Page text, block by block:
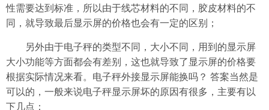
性需要达到标准，所以由于线芯材料的不同，胶皮材料的不
同，就导致最后显示屏的价格也会有一定的区别；
另外由于电子秤的类型不同，大小不同，用到的显示屏
大小功能等方面都会有差别，这也就导致了显示屏的价格要
根据实际情况来看。电子秤外接显示屏能换吗？ 答案当然是
可以的，一般来说电子秤显示屏坏的原因有很多，主要有以
下几点：